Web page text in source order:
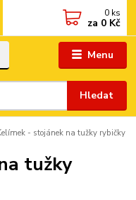
Menu
Hledat
0 ks
za 0 Kč
- stojánek na tužky rybičky
tužky